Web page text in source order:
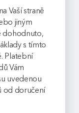
Vaší straně
jiným
dohodnuto,
s tímto
Platební
Vám
uvedenou
od doručení